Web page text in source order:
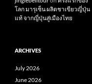
โลก มารุเซ็น ผลิตชาเขียวญี่ปุ่น
แท้ จากญี่ปุ่นสู่เมืองไทย
ARCHIVES
July 2026
June 2026